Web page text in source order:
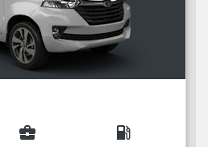
business_center local_gas_station